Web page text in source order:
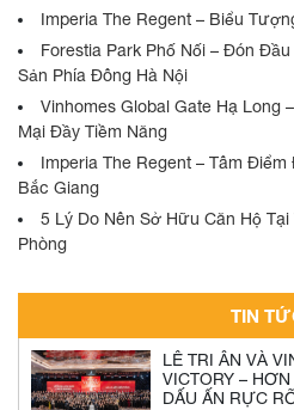
Imperia The Regent – Biểu
Forestia Park Phố Nối – Đón
Sản Phía Đông Hà Nội
Vinhomes Global Gate Hạ
Mại Đầy Tiềm Năng
Imperia The Regent – Tâm
Bắc Giang
5 Lý Do Nên Sở Hữu Căn Hộ
Phòng
TIN
LỄ TRI ÂN VÀ
VICTORY –
DẤU ẤN RỰC